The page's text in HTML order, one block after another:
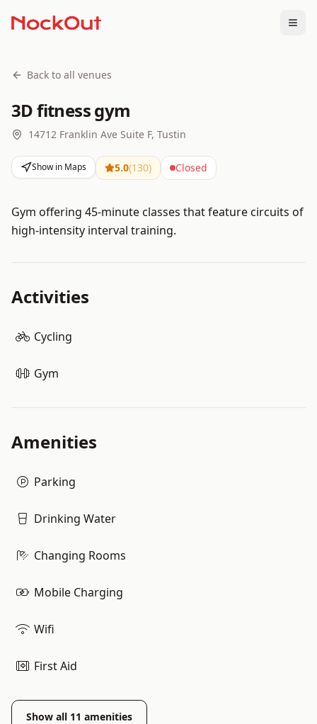
Back to all venues
3D fitness gym
14712 Franklin Ave Suite F, Tustin
Show in Maps 5.0(130) Closed
Gym offering 45-minute classes that feature circuits of
high-intensity interval training.
Activities
Cycling
Gym
Amenities
Parking
Drinking Water
Changing Rooms
Mobile Charging
Wifi
First Aid
Show all 11 amenities